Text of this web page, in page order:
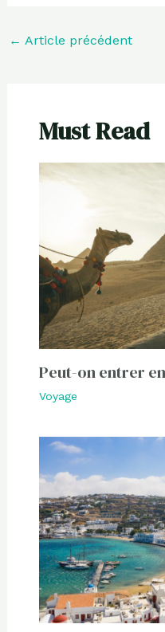
← Article précédent
Must Read
Peut-on entrer
Voyage